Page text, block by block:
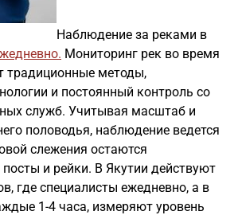
Наблюдение за реками в
Мониторинг рек во время
традиционные методы,
и постоянный контроль со
служб. Учитывая масштаб и
половодья, наблюдение ведется
слежения остаются
посты и рейки. В Якутии действуют
где специалисты ежедневно, а в
1-4 часа, измеряют уровень